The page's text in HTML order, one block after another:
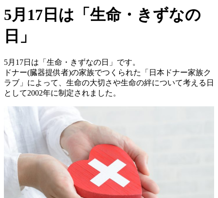
5月17日は「生命・きずなの
日」
5月17日は「生命・きずなの日」です。
ドナー(臓器提供者)の家族でつくられた「日本ドナー家族ク
ラブ」によって、生命の大切さや生命の絆について考える日
として2002年に制定されました。